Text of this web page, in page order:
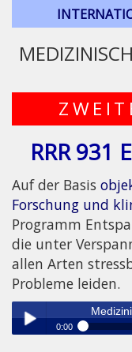
RRR 931
Auf der Basis
Forschung und
Programm
die unter
allen Arten
Probleme leiden.
0:00